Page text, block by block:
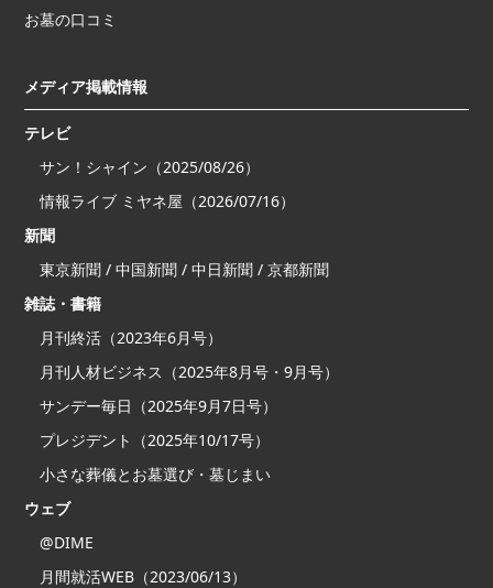
お墓の口コミ
メディア掲載情報
テレビ
サン！シャイン（2025/08/26）
情報ライブ ミヤネ屋（2026/07/16）
新聞
東京新聞 / 中国新聞 / 中日新聞 / 京都新聞
雑誌・書籍
月刊終活（2023年6月号）
月刊人材ビジネス（2025年8月号・9月号）
サンデー毎日（2025年9月7日号）
プレジデント（2025年10/17号）
小さな葬儀とお墓選び・墓じまい
ウェブ
@DIME
月間就活WEB（2023/06/13）